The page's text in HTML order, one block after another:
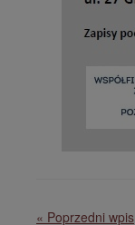
« Poprzedni wpis